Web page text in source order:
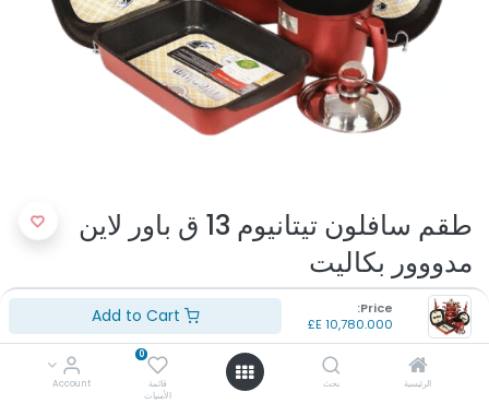
Price:
10,780.000
الرئيسية بحث
0
قائمة
الأمنيات
Account
طقم سافلون تيتانيوم 13 ق باور لاين
مدووور بكاليت
(تقييم 0 )
سافلون طقم مشكل مدور تيتانيوم
حلة 28-24-20-18
صينية فرن 28
مقلاة يد - 26